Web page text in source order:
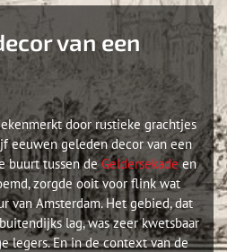
van een
door rustieke grachtjes
eeuwen geleden decor van een
buurt tussen deGeldersekadeen
zorgde ooit voor flink wat
van Amsterdam. Het gebied, dat
lag, was zeer kwetsbaar
legers. En in de context van de